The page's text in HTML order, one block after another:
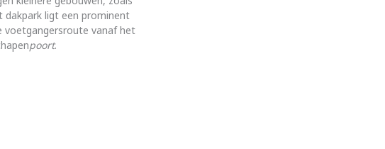
dakpark ligt een prominent
voetgangersroute vanaf het
poort.